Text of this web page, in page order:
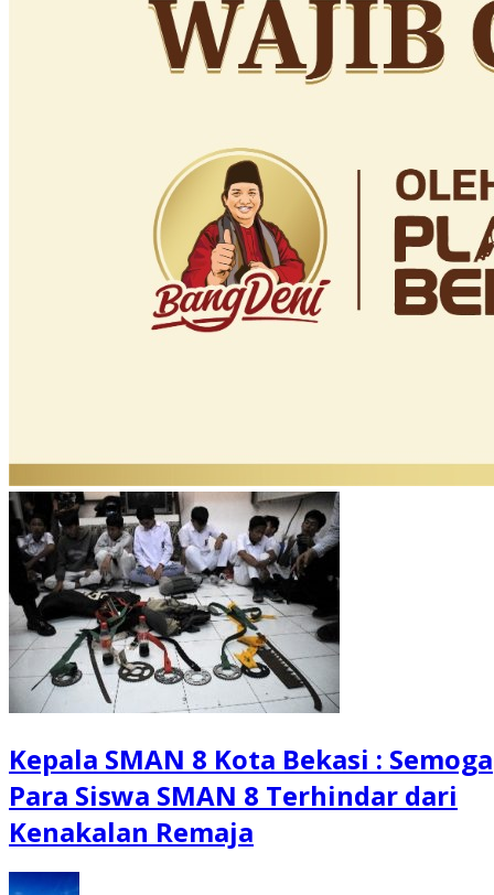
Kepala SMAN 8 Kota Bekasi : Semoga
Para Siswa SMAN 8 Terhindar dari
Kenakalan Remaja